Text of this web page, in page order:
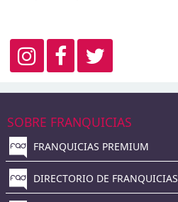
SOBRE FRANQUICIAS
FRANQUICIAS PREMIUM
DIRECTORIO DE FRANQUICIAS